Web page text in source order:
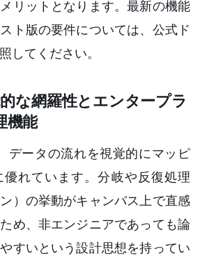
リットとなります。最新の機能
ト版の要件については、公式ド
してください。
な網羅性とエンタープラ
機能
データの流れを視覚的にマッピ
優れています。分岐や反復処理
ン）の挙動がキャンバス上で直感
め、非エンジニアであっても論
すいという設計思想を持ってい